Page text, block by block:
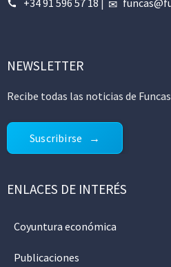
NEWSLETTER
Recibe todas las noticias de Funcas
Suscribirse
ENLACES DE INTERÉS
Coyuntura económica
Publicaciones